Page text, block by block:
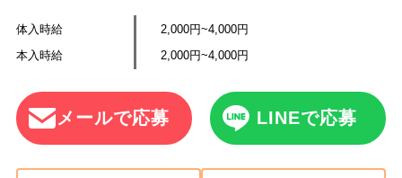
体入時給
2,000円~4,000円
本入時給
2,000円~4,000円
メールで応募 LINEで応募